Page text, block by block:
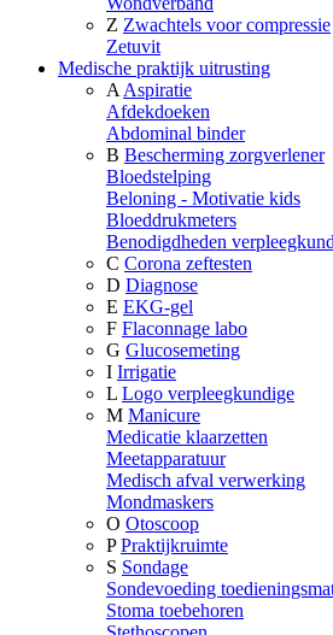
Z Zwachtels voor compressie
Zetuvit
Medische praktijk uitrusting
A Aspiratie
Afdekdoeken
Abdominal binder
B Bescherming zorgverlener
Bloedstelping
Beloning - Motivatie kids
Bloeddrukmeters
Benodigdheden
C Corona zeftesten
D Diagnose
E EKG-gel
F Flaconnage labo
G Glucosemeting
I Irrigatie
L Logo verpleegkundige
M Manicure
Medicatie klaarzetten
Meetapparatuur
Medisch afval verwerking
Mondmaskers
O Otoscoop
P Praktijkruimte
S Sondage
Sondevoeding
Stoma toebehoren